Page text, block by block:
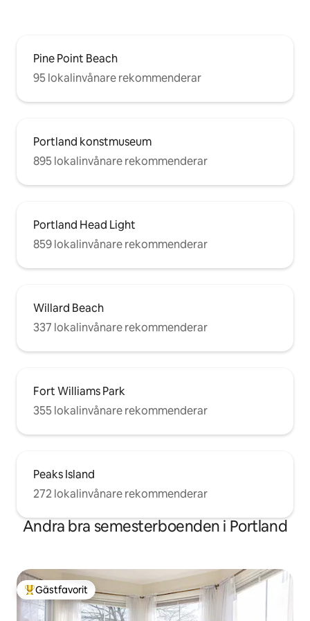
Pine Point Beach
95 lokalinvånare rekommenderar
Portland konstmuseum
895 lokalinvånare rekommenderar
Portland Head Light
859 lokalinvånare rekommenderar
Willard Beach
337 lokalinvånare rekommenderar
Fort Williams Park
355 lokalinvånare rekommenderar
Peaks Island
272 lokalinvånare rekommenderar
Andra bra semesterboenden i Portland
Populär gästfavorit
Gästfavorit